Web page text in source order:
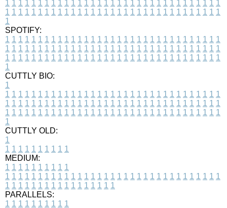
1 1 1 1 1 1 1 1 1 1 1 1 1 1 1 1 1 1 1 1 1 1 1 1 1 1 1 1 1 1 1 1 1
1 1 1 1 1 1 1 1 1 1 1 1 1 1 1 1 1 1 1 1 1 1 1 1 1 1 1 1 1 1 1 1 1
1
SPOTIFY:
1 1 1 1 1 1 1 1 1 1 1 1 1 1 1 1 1 1 1 1 1 1 1 1 1 1 1 1 1 1 1 1 1
1 1 1 1 1 1 1 1 1 1 1 1 1 1 1 1 1 1 1 1 1 1 1 1 1 1 1 1 1 1 1 1 1
1 1 1 1 1 1 1 1 1 1 1 1 1 1 1 1 1 1 1 1 1 1 1 1 1 1 1 1 1 1 1 1 1
1
CUTTLY BIO:
1
1 1 1 1 1 1 1 1 1 1 1 1 1 1 1 1 1 1 1 1 1 1 1 1 1 1 1 1 1 1 1 1 1
1 1 1 1 1 1 1 1 1 1 1 1 1 1 1 1 1 1 1 1 1 1 1 1 1 1 1 1 1 1 1 1 1
1 1 1 1 1 1 1 1 1 1 1 1 1 1 1 1 1 1 1 1 1 1 1 1 1 1 1 1 1 1 1 1 1
1
CUTTLY OLD:
1
1 1 1 1 1 1 1 1 1 1
MEDIUM:
1 1 1 1 1 1 1 1 1 1
1 1 1 1 1 1 1 1 1 1 1 1 1 1 1 1 1 1 1 1 1 1 1 1 1 1 1 1 1 1 1 1 1
1 1 1 1 1 1 1 1 1 1 1 1 1 1 1 1 1
PARALLELS:
1 1 1 1 1 1 1 1 1 1